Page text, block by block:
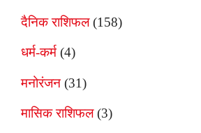
दैनिक राशिफल(158)
धर्म-कर्म (4)
मनोरंजन (31)
मासिक राशिफल(3)